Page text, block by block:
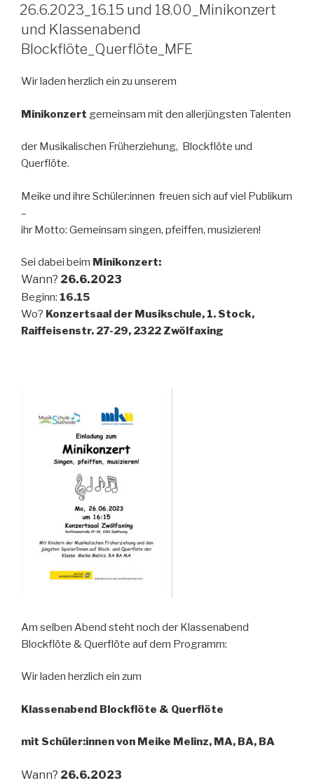
AM
26.6.2023_16.15 und 18.00_Minikonzert
und Klassenabend
Blockflöte_Querflöte_MFE
Wir laden herzlich ein zu unserem
Minikonzert gemeinsam mit den allerjüngsten Talenten
der Musikalischen Früherziehung, Blockflöte und
Querflöte.
Meike und ihre Schüler:innen freuen sich auf viel Publikum
–
ihr Motto: Gemeinsam singen, pfeiffen, musizieren!
Sei dabei beim Minikonzert:
Wann? 26.6.2023
Beginn: 16.15
Wo? Konzertsaal der Musikschule, 1. Stock,
Raiffeisenstr. 27-29, 2322 Zwölfaxing
Am selben Abend steht noch der Klassenabend
Blockflöte & Querflöte auf dem Programm:
Wir laden herzlich ein zum
Klassenabend Blockflöte & Querflöte
mit Schüler:innen von Meike Melinz, MA, BA, BA
Wann? 26.6.2023